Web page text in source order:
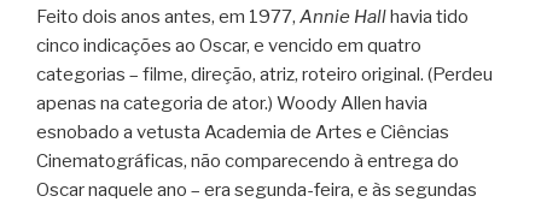
Feito dois anos antes, em 1977, Annie Hallhavia tido
cinco indicações ao Oscar, e vencido em quatro
categorias – filme, direção, atriz, roteiro original. (Perdeu
apenas na categoria de ator.) Woody Allen havia
esnobado a vetusta Academia de Artes e Ciências
Cinematográficas, não comparecendo à entrega do
Oscar naquele ano – era segunda-feira, e às segundas